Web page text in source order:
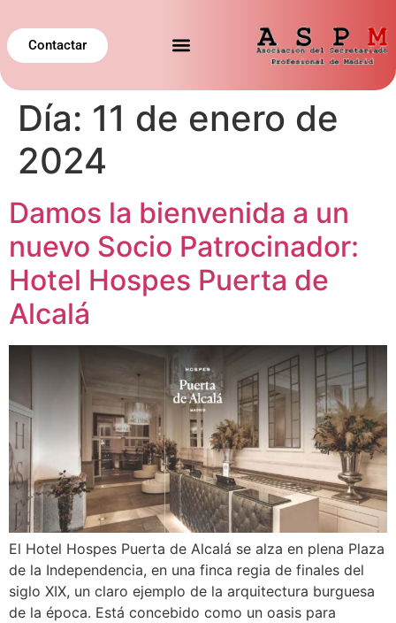
Contactar
Día: 11 de enero de
2024
Damos la bienvenida a un
nuevo Socio Patrocinador:
Hotel Hospes Puerta de
Alcalá
El Hotel Hospes Puerta de Alcalá se alza en plena Plaza
de la Independencia, en una finca regia de finales del
siglo XIX, un claro ejemplo de la arquitectura burguesa
de la época. Está concebido como un oasis para